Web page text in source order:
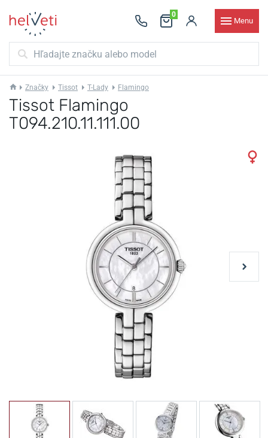
0
Menu
Značky Tissot T-Lady Flamingo
Tissot Flamingo
T094.210.11.111.00